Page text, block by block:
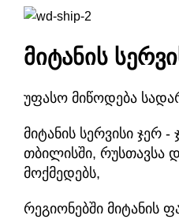
მიტანის
უფასო მიწოდება
მიტანის სერვისი
თბილისში, რუსთავსა
მოქმედებს,
რეგიონებში მიტანის